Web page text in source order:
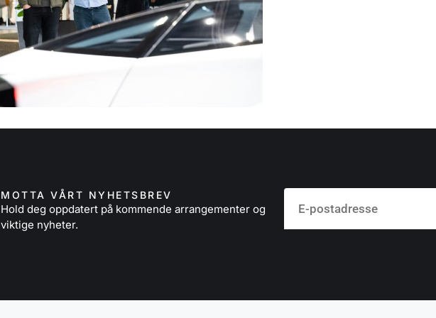
MOTTA VÅRT NYHETSBREV
Hold deg oppdatert på kommende arrangementer og
viktige nyheter.